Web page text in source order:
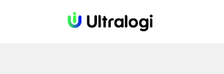
Descripción